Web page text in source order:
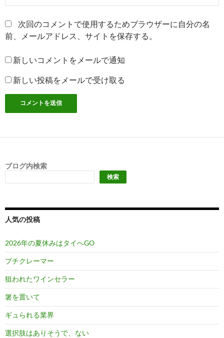
次回のコメントで使用するためブラウザーに自分の名
前、メールアドレス、サイトを保存する。
新しいコメントをメールで通知
新しい投稿をメールで受け取る
ブログ内検索
検索
人気の投稿
2026年の夏休みはタイへGO
プチクレーマー
狙われたワインセラー
箸を置いて
ギュられる業界
選択肢はありそうで、ない